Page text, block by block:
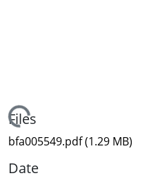
Loading...
Files
bfa005549.pdf(1.29 MB)
Date